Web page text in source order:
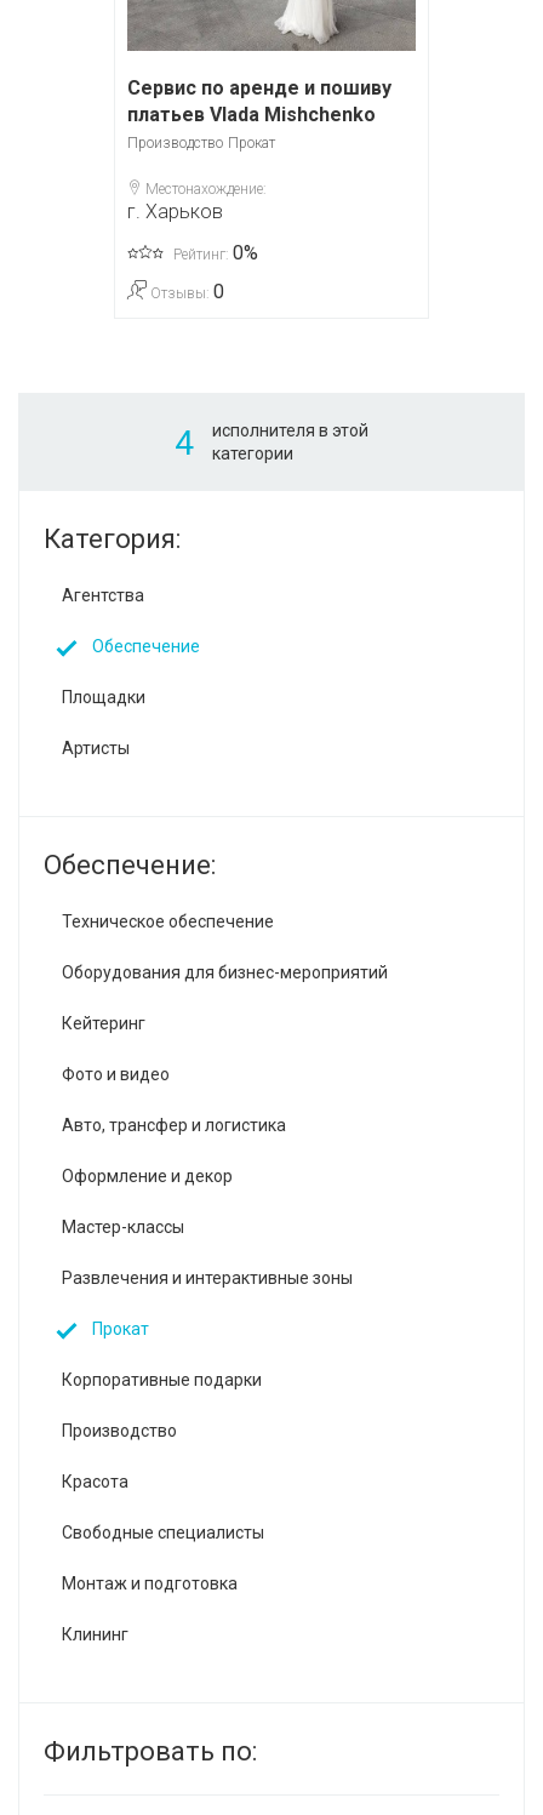
Сервис по аренде и пошиву
платьев Vlada Mishchenko
Производство Прокат
Местонахождение:
г. Харьков
Рейтинг: 0%
Отзывы: 0
4
исполнителя в этой
категории
Категория:
Агентства
Обеспечение
Площадки
Артисты
Обеспечение:
Техническое обеспечение
Оборудования для бизнес-мероприятий
Кейтеринг
Фото и видео
Авто, трансфер и логистика
Оформление и декор
Мастер-классы
Развлечения и интерактивные зоны
Прокат
Корпоративные подарки
Производство
Красота
Свободные специалисты
Монтаж и подготовка
Клининг
Фильтровать по: